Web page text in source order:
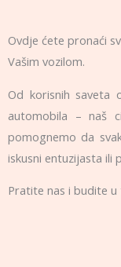
Ovdje ćete pronaći
Vašim vozilom.
Od korisnih saveta
automobila – naš
pomognemo da
iskusni entuzijasta ili
Pratite nas i budite